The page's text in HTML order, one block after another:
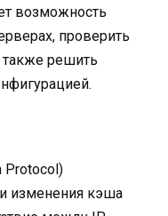
возможность
проверить
также решить
Protocol)
изменения кэша